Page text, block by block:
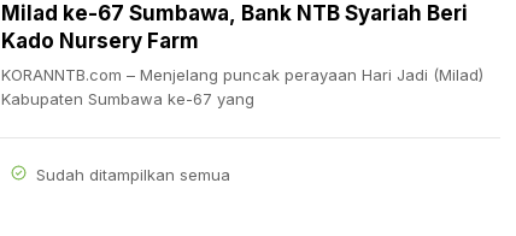
Milad ke-67 Sumbawa, Bank NTB Syariah Beri
Kado Nursery Farm
KORANNTB.com – Menjelang puncak perayaan Hari Jadi (Milad)
Kabupaten Sumbawa ke-67 yang
Sudah ditampilkan semua